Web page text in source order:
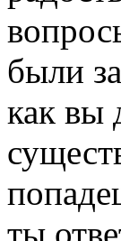
были
как вы
ты